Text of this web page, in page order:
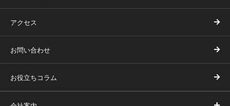
アクセス
お問い合わせ
お役立ちコラム